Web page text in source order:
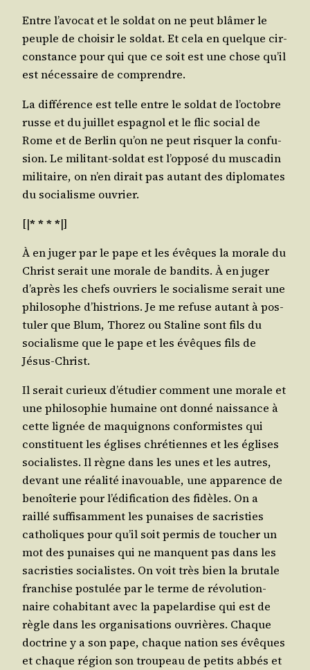
Entre l’a­vo­cat et le sol­dat on ne peut blâ­mer le
peuple de choi­sir le sol­dat. Et cela en quelque cir­
cons­tance pour qui que ce soit est une chose qu’il
est néces­saire de comprendre.
La dif­fé­rence est telle entre le sol­dat de l’oc­tobre
russe et du juillet espa­gnol et le flic social de
Rome et de Ber­lin qu’on ne peut ris­quer la confu­
sion. Le mili­tant-sol­dat est l’op­po­sé du mus­ca­din
mili­taire, on n’en dirait pas autant des diplo­mates
du socia­lisme ouvrier.
[|* * * *|]
À en juger par le pape et les évêques la morale du
Christ serait une morale de ban­dits. À en juger
d’a­près les chefs ouvriers le socia­lisme serait une
phi­lo­sophe d’his­trions. Je me refuse autant à pos­
tu­ler que Blum, Tho­rez ou Sta­line sont fils du
socia­lisme que le pape et les évêques fils de
Jésus-Christ.
Il serait curieux d’é­tu­dier com­ment une morale et
une phi­lo­so­phie humaine ont don­né nais­sance à
cette lignée de maqui­gnons confor­mistes qui
consti­tuent les églises chré­tiennes et les églises
socia­listes. Il règne dans les unes et les autres,
devant une réa­li­té inavouable, une appa­rence de
benoî­te­rie pour l’é­di­fi­ca­tion des fidèles. On a
raillé suf­fi­sam­ment les punaises de sacris­ties
catho­liques pour qu’il soit per­mis de tou­cher un
mot des punaises qui ne manquent pas dans les
sacris­ties socia­listes. On voit très bien la bru­tale
fran­chise pos­tu­lée par le terme de révo­lu­tion­
naire coha­bi­tant avec la pape­lar­dise qui est de
règle dans les orga­ni­sa­tions ouvrières. Chaque
doc­trine y a son pape, chaque nation ses évêques
et chaque région son trou­peau de petits abbés et